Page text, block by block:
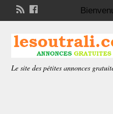
Le site des pétites annonces